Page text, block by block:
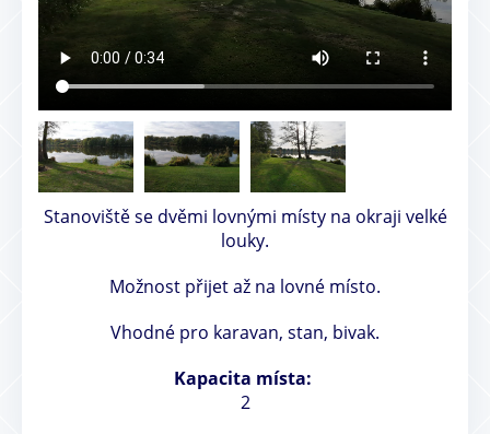
Stanoviště se dvěmi lovnými místy na okraji velké
louky.
Možnost přijet až na lovné místo.
Vhodné pro karavan, stan, bivak.
Kapacita místa:
2